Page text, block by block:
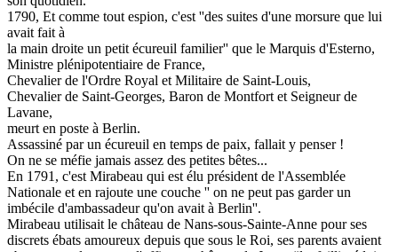
1790, Et comme tout espion, c'est ''des suites d'une morsure que lui
avait fait à
la main droite un petit écureuil familier'' que le Marquis d'Esterno,
Ministre plénipotentiaire de France,
Chevalier de l'Ordre Royal et Militaire de Saint-Louis,
Chevalier de Saint-Georges, Baron de Montfort et Seigneur de
Lavane,
meurt en poste à Berlin.
Assassiné par un écureuil en temps de paix, fallait y penser !
On ne se méfie jamais assez des petites bêtes...
En 1791, c'est Mirabeau qui est élu président de l'Assemblée
Nationale et en rajoute une couche '' on ne peut pas garder un
imbécile d'ambassadeur qu'on avait à Berlin''.
Mirabeau utilisait le château de Nans-sous-Sainte-Anne pour ses
discrets ébats amoureux depuis que sous le Roi, ses parents avaient